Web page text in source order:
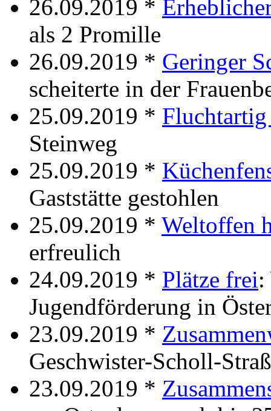
26.09.2019 *
als 2 Promille
26.09.2019 * Geringer
scheiterte in der
25.09.2019 *
Steinweg
25.09.2019 *
Gaststätte gestohlen
25.09.2019 * Weltoffen
erfreulich
24.09.2019 * Plätze frei:
Jugendförderung in
23.09.2019 *
Geschwister-Scholl-
23.09.2019 *